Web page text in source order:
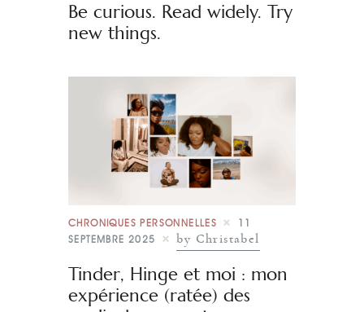
Be curious. Read widely. Try
new things.
CHRONIQUES PERSONNELLES
11
SEPTEMBRE 2025
by Christabel
Tinder, Hinge et moi : mon
expérience (ratée) des